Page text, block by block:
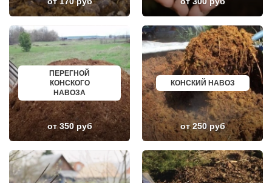
ЕГОРЬЕВСК
ЖЕЛЕЗНОДОРОЖНЫЙ
ЖИЛЕВО
ЖУКОВСКИЙ
ЗАГОРЯНСКИЙ
ЗАПРУДНЯ
ЗАРАЙСК
ЗАРЕЧЬЕ
ЗВЕНИГОРОД
ЗЕЛЕНОГРАД
ЗЕЛЕНОГРАДСКИЙ
ЗНАМЯ ОКТЯБРЯ
ИВАНТЕЕВКА
ИКША
ИСТРА
КАЛИНИНЕЦ
КАШИРА
КИЕВСКИЙ
КЛИМОВСК
ТОСНО
ЭЛИСТА
ХАСАВЮРТ
УХТА
НОРИЛЬСК
РЕЖ
НОВОАЛТАЙСК
НЕВИННОМЫССК
ГОРНО АЛТАЙСК
КИНЕШМА
СЕРОВ
АЛЬМЕТЬЕВСК
ГРОЗНЫЙ
ЗЛАТОУСТ
НОВОЧЕБОКСАРСК
МИРНЫЙ
ГЕОРГИЕВСК
НОВОКУЙБЫШЕВСК
МИНЕРАЛЬНЫЕ ВОДЫ
ПЕРЕГНОЙ
КОНСКОГО
НАВОЗА
от 350 руб
КОНСКИЙ НАВОЗ
от 250 руб